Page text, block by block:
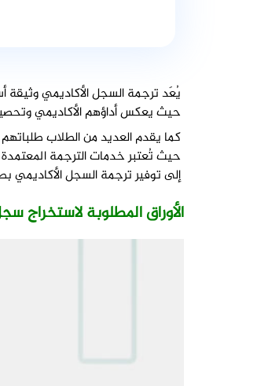
يُعَد ترجمة السجل الأكاديمي وثيقة
حيث يعكس أداؤهم الأكاديمي
كما يقدم العديد من الطلاب
حيث تُعتبر خدمات الترجمة
إلى توفير ترجمة السجل الأكاديمي
الأوراق المطلوبة لاستخراج